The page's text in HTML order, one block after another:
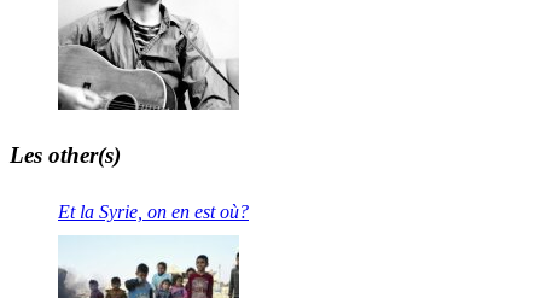
Les other(s)
Et la Syrie, on en est où?